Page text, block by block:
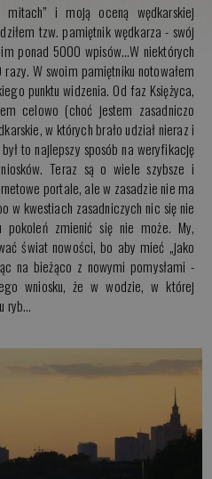
i moją oceną wędkarskiej
tzw. pamiętnik wędkarza - swój
ponad 5000 wpisów…W niektórych
W swoim pamiętniku notowałem
punktu widzenia. Od faz Księżyca,
celowo (choć jestem zasadniczo
w których brało udział nieraz i
to najlepszy sposób na weryfikację
Teraz są o wiele szybsze i
portale, ale w zasadzie nie ma
w kwestiach zasadniczych nic się nie
zmienić się nie może. My,
świat nowości, bo aby mieć „jako
na bieżąco z nowymi pomysłami -
wniosku, że w wodzie, w której
ryb…